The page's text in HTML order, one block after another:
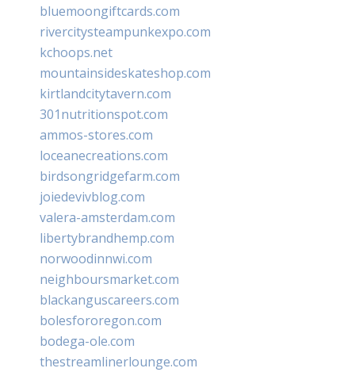
bluemoongiftcards.com
rivercitysteampunkexpo.com
kchoops.net
mountainsideskateshop.com
kirtlandcitytavern.com
301nutritionspot.com
ammos-stores.com
loceanecreations.com
birdsongridgefarm.com
joiedevivblog.com
valera-amsterdam.com
libertybrandhemp.com
norwoodinnwi.com
neighboursmarket.com
blackanguscareers.com
bolesfororegon.com
bodega-ole.com
thestreamlinerlounge.com